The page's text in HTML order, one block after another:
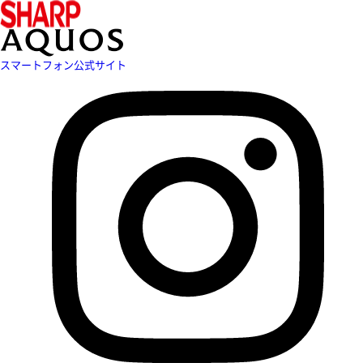
スマートフォン公式サイト